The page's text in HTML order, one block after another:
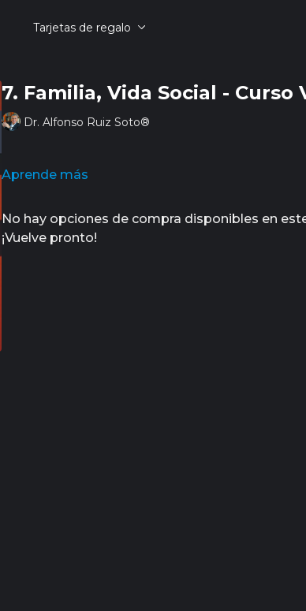
Tarjetas de regalo
7. Familia, Vida Social - Curso
Dr. Alfonso Ruiz Soto®
Aprende más
No hay opciones de compra disponibles en
¡Vuelve pronto!